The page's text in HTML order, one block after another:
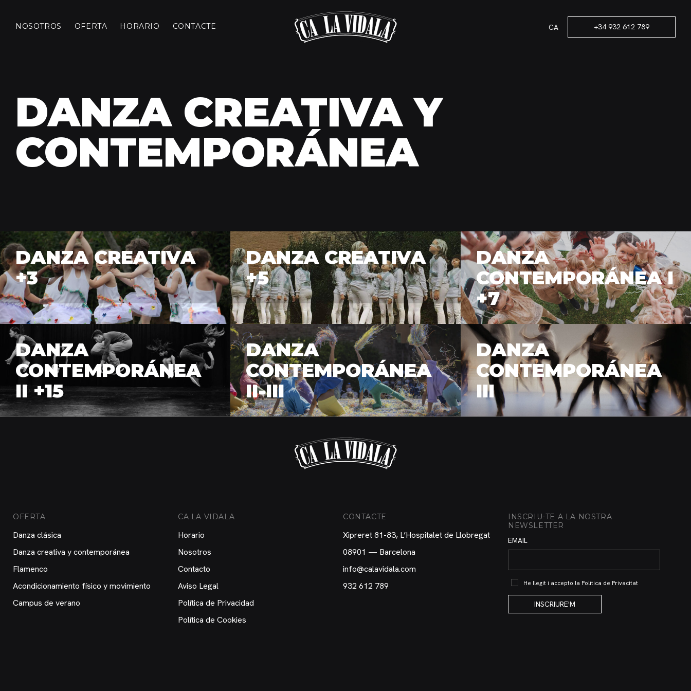
NOSOTROS OFERTA HORARIO CONTACTE CA +34 932 612 789
DANZA CREATIVA Y
CONTEMPORÁNEA
DANZA CREATIVA
+3
DANZA CREATIVA
+5
DANZA
CONTEMPORÁNEA I
+7
DANZA
CONTEMPORÁNEA
II +15
DANZA
CONTEMPORÁNEA
II-III
DANZA
CONTEMPORÁNEA
III
OFERTA
Danza clásica
Danza creativa y contemporánea
Flamenco
Acondicionamiento físico y movimiento
Campus de verano
CA LA VIDALA
Horario
Nosotros
Contacto
Aviso Legal
Política de Privacidad
Política de Cookies
CONTACTE
Xipreret 81-83, L’Hospitalet de Llobregat
08901 — Barcelona
info@calavidala.com
932 612 789
INSCRIU-TE A LA NOSTRA
NEWSLETTER
EMAIL
He llegit i accepto la Política de Privacitat